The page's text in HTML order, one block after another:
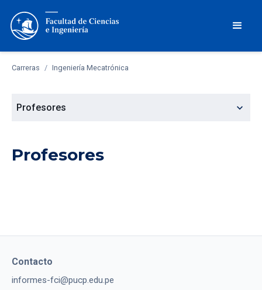
Carreras / Ingeniería Mecatrónica
Profesores expand_more
Profesores
Contacto
informes-fci@pucp.edu.pe